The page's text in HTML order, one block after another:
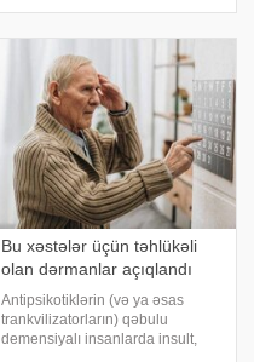
etdiyi bildirilən dərmanlar təklif
dərmanlardan övladının ucaboy
olmasını istəyən valideynlə
Bu xəstələr üçün təhlükəli
olan dərmanlar açıqlandı
Antipsikotiklərin (və ya əsas
trankvilizatorların) qəbulu
demensiyalı insanlarda insult,